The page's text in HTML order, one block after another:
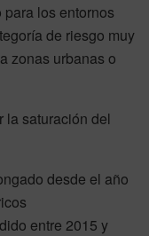
los entornos
de riesgo muy
zonas urbanas o
la saturación del
desde el año
entre 2015 y